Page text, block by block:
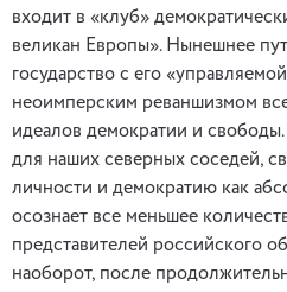
входит в «клуб»
великан Европы». Нынешнее
государство с его
неоимперским реваншизмом
идеалов демократии и
для наших северных соседей,
личности и демократию как
осознает все меньшее
представителей российского
наоборот, после